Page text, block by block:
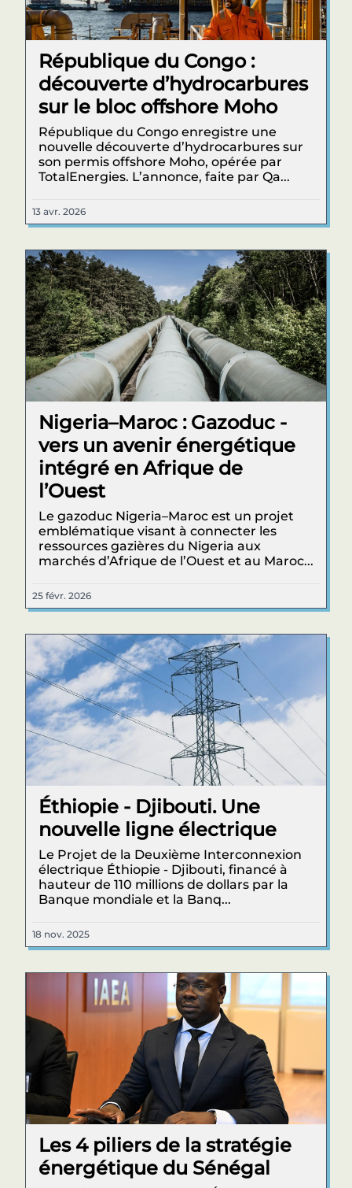
République du Congo :
découverte d’hydrocarbures
sur le bloc offshore Moho
République du Congo enregistre une
nouvelle découverte d’hydrocarbures sur
son permis offshore Moho, opérée par
TotalEnergies. L’annonce, faite par Qa...
13 avr. 2026
Nigeria–Maroc : Gazoduc -
vers un avenir énergétique
intégré en Afrique de
l’Ouest
Le gazoduc Nigeria–Maroc est un projet
emblématique visant à connecter les
ressources gazières du Nigeria aux
marchés d’Afrique de l’Ouest et au Maroc...
25 févr. 2026
Éthiopie - Djibouti. Une
nouvelle ligne électrique
Le Projet de la Deuxième Interconnexion
électrique Éthiopie - Djibouti, financé à
hauteur de 110 millions de dollars par la
Banque mondiale et la Banq...
18 nov. 2025
Les 4 piliers de la stratégie
énergétique du Sénégal